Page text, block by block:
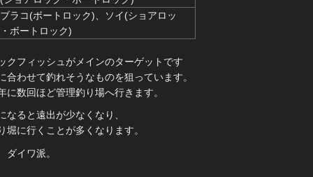
ラコ(ボートロック)、ソイ(ショアロッ
ボートロック)
クフィッシュがメインのターゲットです
合わせて釣れそうなものを狙っています。
に数回ほど管理釣り場へ行きます。
なると遠出が少なくなり、
堀に行くことが多くなります。
ダイワ派。